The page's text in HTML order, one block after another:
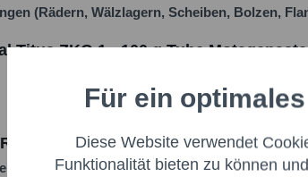
(Rädern, Wälzlagern, Scheiben, Bolzen,
Titus ZKG 1 - 100 g Tube
legen wir großen Wert auf
Funktionale
Marketing
Für ein
Diese Website verwendet
Funktionalität bieten zu können